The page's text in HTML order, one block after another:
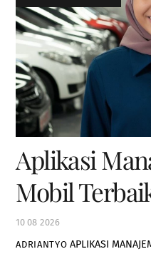
10 08 2026
Aplikasi
Mobil
ADRIANTYO APLIKASI